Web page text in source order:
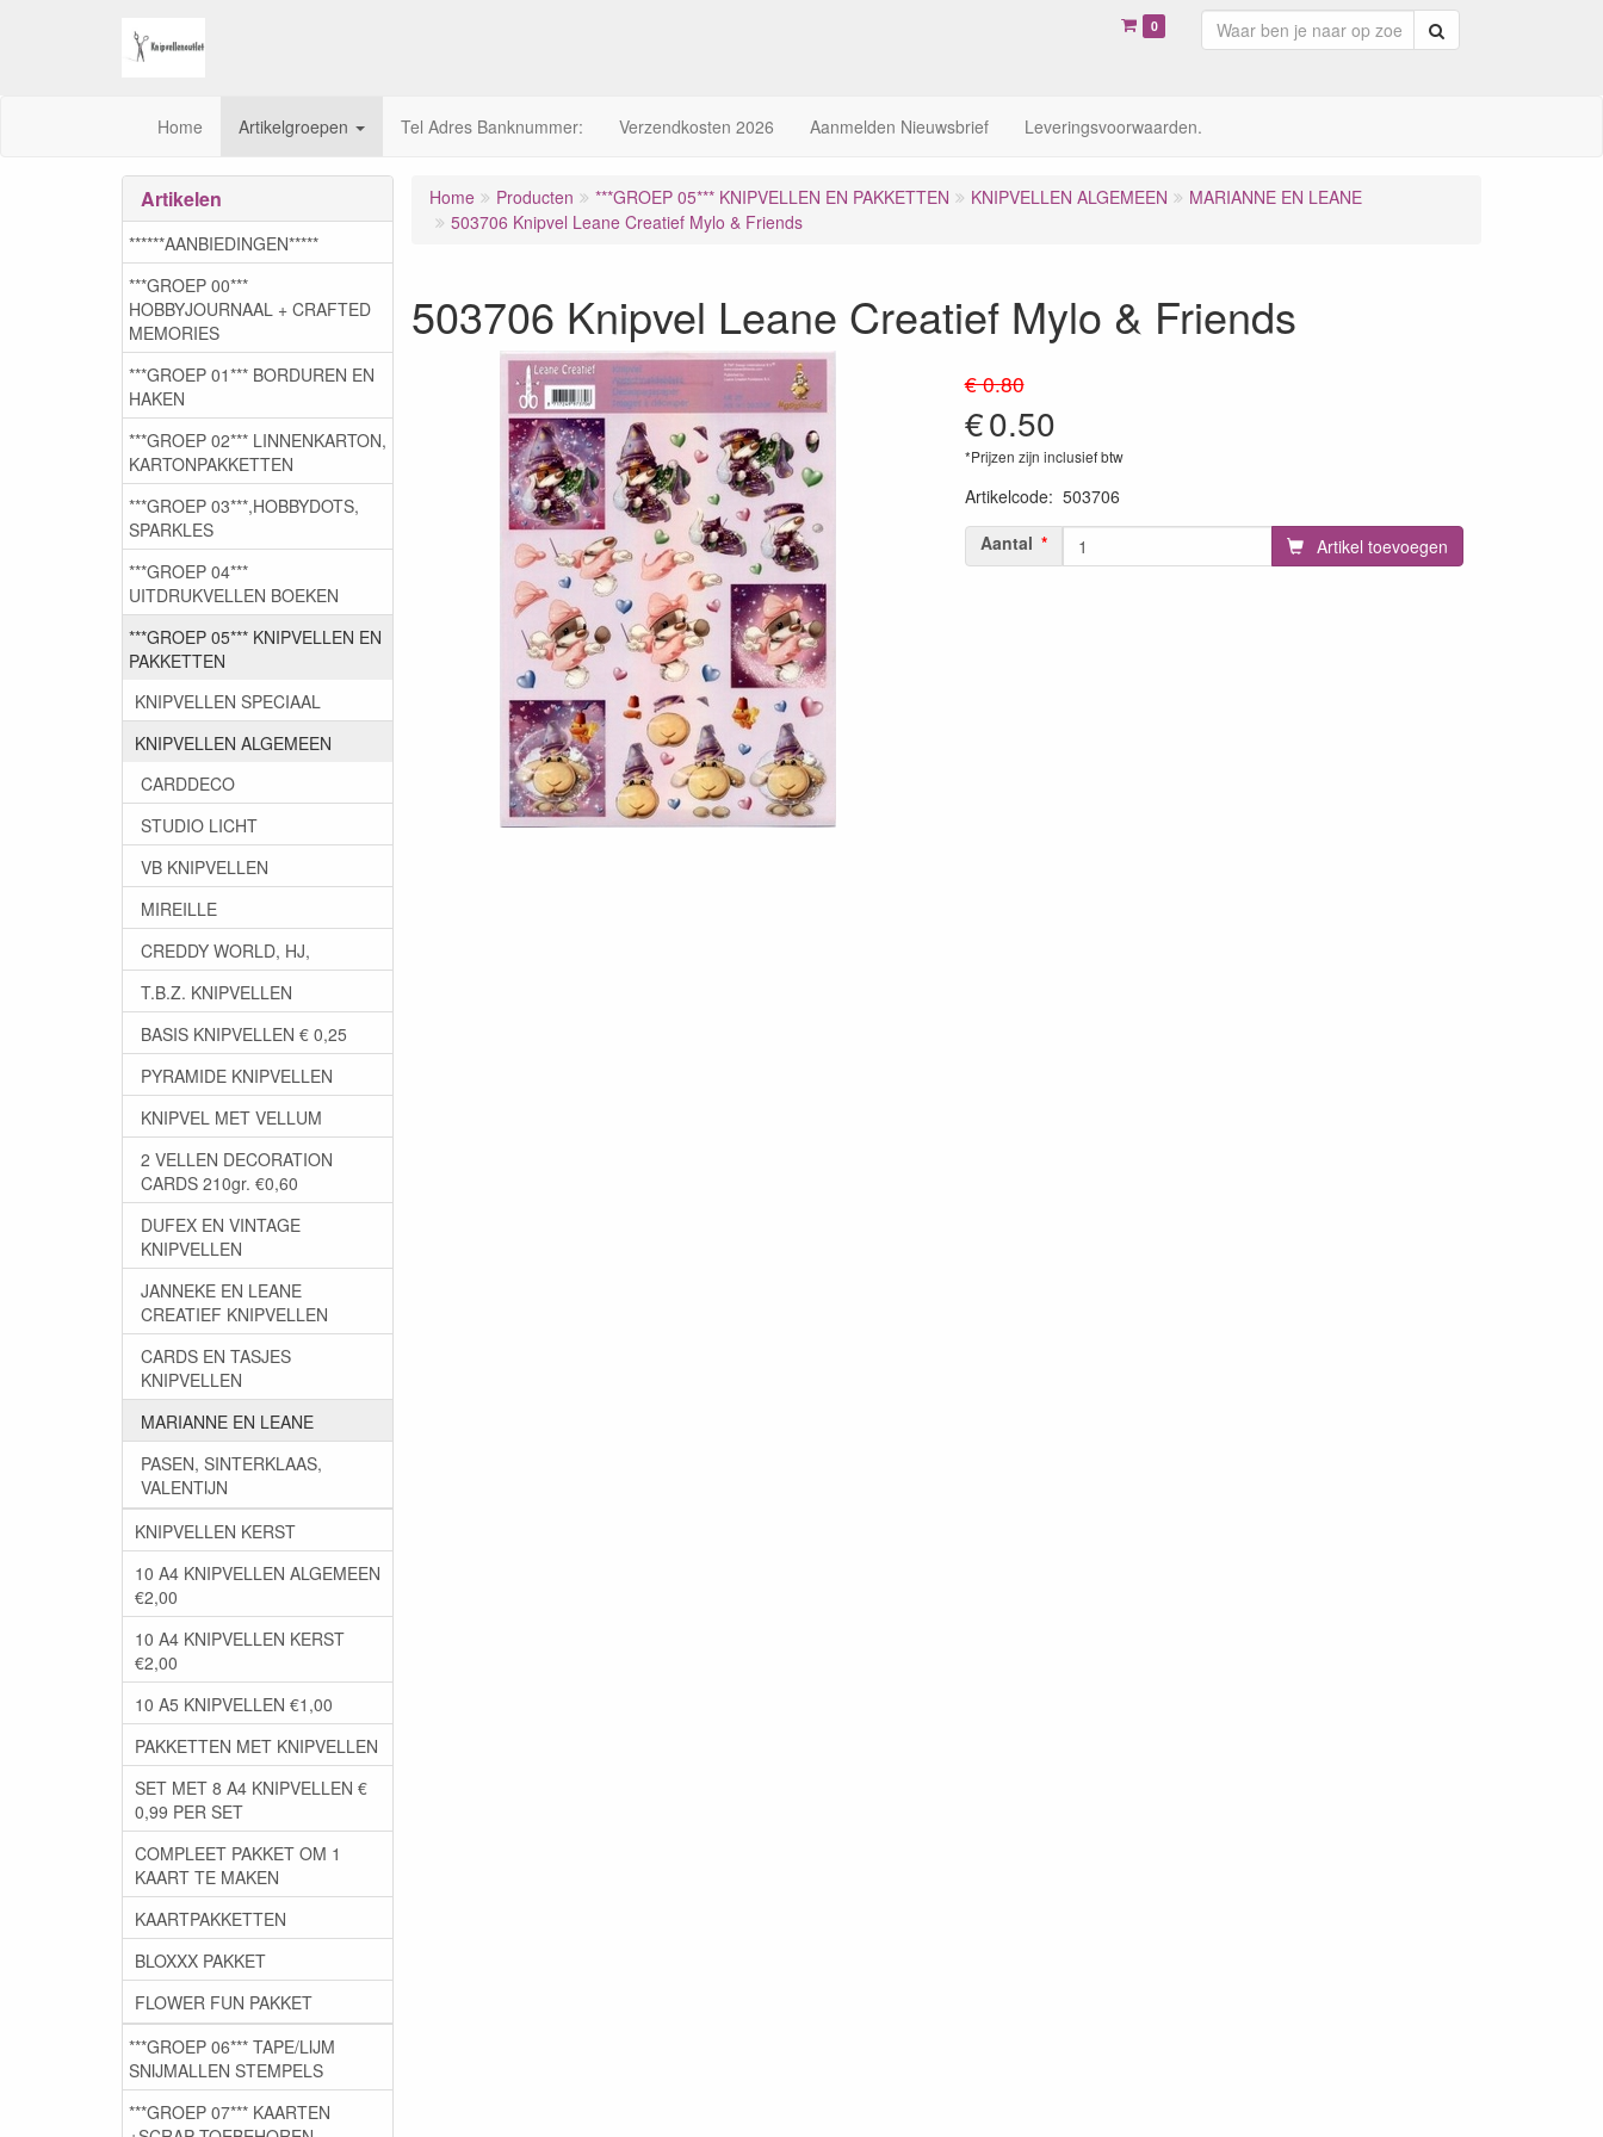
0
Home Artikelgroepen Tel Adres Banknummer: Verzendkosten 2026 Aanmelden Nieuwsbrief Leveringsvoorwaarden.
Home Producten ***GROEP 05*** KNIPVELLEN EN PAKKETTEN KNIPVELLEN ALGEMEEN
MARIANNE EN LEANE
503706 Knipvel Leane Creatief Mylo & Friends
503706 Knipvel Leane Creatief Mylo & Friends
€ 0.80
€0.50
*Prijzen zijn inclusief btw
Artikelcode: 503706
Aantal
Artikel toevoegen
Artikelen
******AANBIEDINGEN*****
***GROEP 00***
HOBBYJOURNAAL + CRAFTED
MEMORIES
***GROEP 01*** BORDUREN EN
HAKEN
***GROEP 02*** LINNENKARTON,
KARTONPAKKETTEN
***GROEP 03***,HOBBYDOTS,
SPARKLES
***GROEP 04***
UITDRUKVELLEN BOEKEN
***GROEP 05*** KNIPVELLEN EN
PAKKETTEN
KNIPVELLEN SPECIAAL
KNIPVELLEN ALGEMEEN
CARDDECO
STUDIO LICHT
VB KNIPVELLEN
MIREILLE
CREDDY WORLD, HJ,
T.B.Z. KNIPVELLEN
BASIS KNIPVELLEN € 0,25
PYRAMIDE KNIPVELLEN
KNIPVEL MET VELLUM
2 VELLEN DECORATION
CARDS 210gr. €0,60
DUFEX EN VINTAGE
KNIPVELLEN
JANNEKE EN LEANE
CREATIEF KNIPVELLEN
CARDS EN TASJES
KNIPVELLEN
MARIANNE EN LEANE
PASEN, SINTERKLAAS,
VALENTIJN
KNIPVELLEN KERST
10 A4 KNIPVELLEN ALGEMEEN
€2,00
10 A4 KNIPVELLEN KERST
€2,00
10 A5 KNIPVELLEN €1,00
PAKKETTEN MET KNIPVELLEN
SET MET 8 A4 KNIPVELLEN €
0,99 PER SET
COMPLEET PAKKET OM 1
KAART TE MAKEN
KAARTPAKKETTEN
BLOXXX PAKKET
FLOWER FUN PAKKET
***GROEP 06*** TAPE/LIJM
SNIJMALLEN STEMPELS
***GROEP 07*** KAARTEN